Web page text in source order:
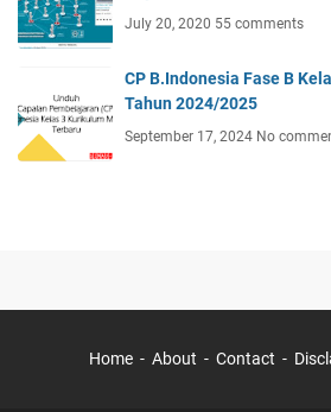
July 20, 2020 55 comments
CP B.Indonesia Fase B
Tahun 2024/2025
September 17, 2024 No
Home About Contact